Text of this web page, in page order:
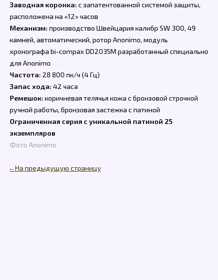
Заводная коронка: с запатентованной системой защиты,
расположена на «12» часов
Механизм: производство Швейцария калибр SW 300, 49
камней, автоматический, ротор Anonimo, модуль
хронографа bi-compax DD2035M разработанный специально
для Anonimo
Частота: 28 800 пк/ч (4 Гц)
Запас хода: 42 часа
Ремешок: коричневая телячья кожа с бронзовой строчкой
ручной работы, бронзовая застежка с патиной
Ограниченная серия с уникальной патиной 25
экземпляров
Фото Anonimo
← На предыдущую страницу